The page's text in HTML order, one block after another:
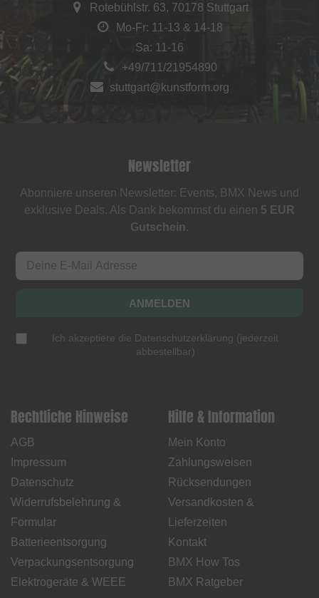
Rotebühlstr. 63, 70178 Stuttgart
Mo-Fr: 11-13 & 14-18
Sa: 11-16
+49/711/21954890
stuttgart@kunstform.org
Newsletter
Abonniere unseren Newsletter: Events, BMX News und
exklusive Deals. Als Dank bekommst du einen 5 EUR
Gutschein.
ANMELDEN
Ich akzeptiere die Datenschutzerklärung (jederzeit
abbestellbar)
Rechtliche Hinweise
AGB
Impressum
Datenschutz
Widerrufsbelehrung &
Formular
Batterieentsorgung
Verpackungsentsorgung
Elektrogeräte & WEEE
Hilfe & Information
Mein Konto
Zahlungsweisen
Rücksendungen
Versandkosten &
Lieferzeiten
Kontakt
BMX How Tos
BMX Ratgeber